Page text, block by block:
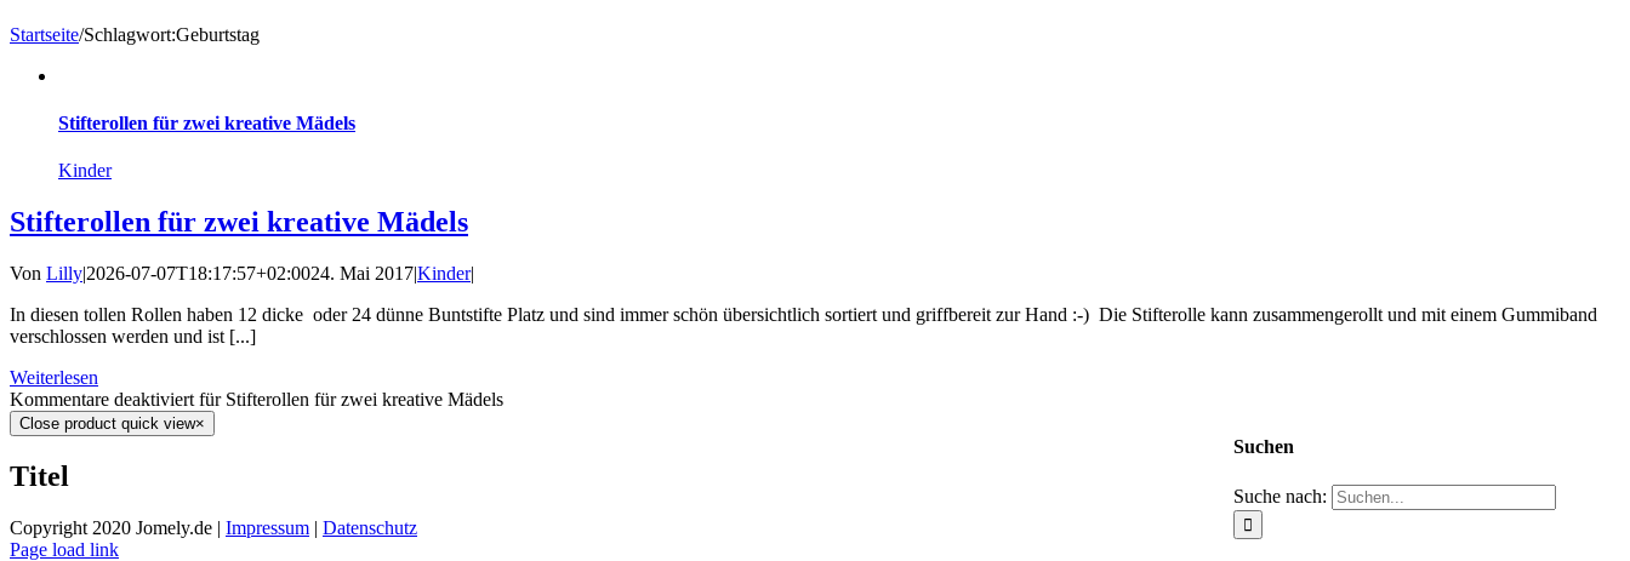
Startseite/Schlagwort:Geburtstag
Stifterollen für zwei kreative Mädels
Kinder
Stifterollen für zwei kreative Mädels
Von Lilly|2026-07-07T18:17:57+02:0024. Mai 2017|Kinder|
In diesen tollen Rollen haben 12 dicke oder 24 dünne Buntstifte Platz und sind immer schön übersichtlich sortiert und griffbereit zur Hand :-) Die Stifterolle kann zusammengerollt und mit einem Gummiband
verschlossen werden und ist [...]
Weiterlesen
Kommentare deaktiviert für Stifterollen für zwei kreative Mädels
Suchen
Suche nach:
Close product quick view×
Titel
Copyright 2020 Jomely.de | Impressum | Datenschutz
Page load link